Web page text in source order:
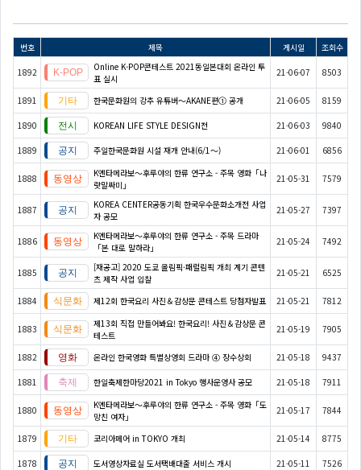
번호 제목 게시일 조회수
1892
Online K-POP콘테스트 2021동일본대회 온라인 투
표 실시
21-06-07 8503
1891 한국문화원의 강추 유튜버～AKANE편① 공개 21-06-05 8159
1890 KOREAN LIFE STYLE DESIGN전 21-06-03 9840
1889 ​​​​​​​주일한국문화원 시설 재개 안내(6/1～) 21-06-01 6856
1888
K엔타메라보～후루야의 한류 연구소 - 주목 영화「나
랏말싸미」
21-05-31 7579
1887
KOREA CENTER공동기획 한국우수문화소개전 사업
자 공모
21-05-27 7397
1886
K엔타메라보～후루야의 한류 연구소 - 주목 드라마
「본 대로 말하라」
21-05-24 7492
1885
[재공고] 2020 도쿄 올림픽·패럴림픽 개최 계기 콘텐
츠 제작 사업 입찰
21-05-21 6525
1884 제12회 한국요리 사진＆감상문 콘테스트 당첨자발표 21-05-21 7812
1883
제13회 직접 만들어봐요! 한국요리! 사진＆감상문 콘
테스트
21-05-19 7905
1882 온라인 한국영화 특별상영회 드라마 ④ 장수상회 21-05-18 9437
1881 한일축제한마당2021 in Tokyo 행사운영사 공모 21-05-18 7911
1880
K엔타메라보～후루야의 한류 연구소 - 주목 영화「도
망친 여자」
21-05-17 7844
1879 코리아페어 in TOKYO 개최 21-05-14 8775
1878 도서영상자료실 도서택배대출 서비스 개시 21-05-11 7526